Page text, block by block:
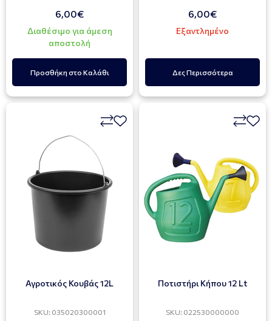
6,00€
Διαθέσιμο για άμεση
αποστολή
Προσθήκη στο Καλάθι
6,00€
Εξαντλημένο
Δες Περισσότερα
Αγροτικός Κουβάς 12L
SKU: 035020300001
Ποτιστήρι Κήπου 12 Lt
SKU: 022530000000